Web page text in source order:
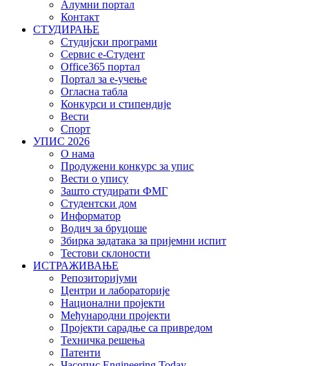
Алумни портал
Контакт
СТУДИРАЊЕ
Студијски програми
Сервис е-Студент
Office365 портал
Портал за е-учење
Огласна табла
Конкурси и стипендије
Вести
Спорт
УПИС 2026
О нама
Продужени конкурс за упис
Вести о упису
Зашто студирати ФМГ
Студентски дом
Информатор
Водич за бруцоше
Збиркa задатака за пријемни испит
Тестови склоности
ИСТРАЖИВАЊЕ
Репозиторијуми
Центри и лабораторије
Национални пројекти
Међународни пројекти
Пројекти сарадње са привредом
Техничка решења
Патенти